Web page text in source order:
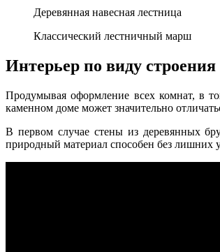
Деревянная навесная лестница
Классический лестничный марш
Интерьер по виду строения
Продумывая оформление всех комнат, в
каменном доме может значительно
В первом случае стены из деревянных
природный материал способен без лишних